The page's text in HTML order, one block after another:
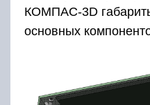
КОМПАС-3D
основных